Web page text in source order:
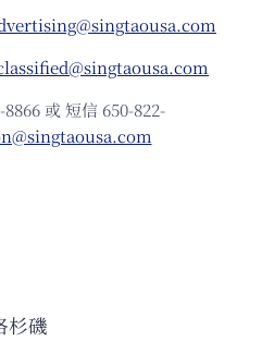
8866 或 短信 650-822-
杉磯